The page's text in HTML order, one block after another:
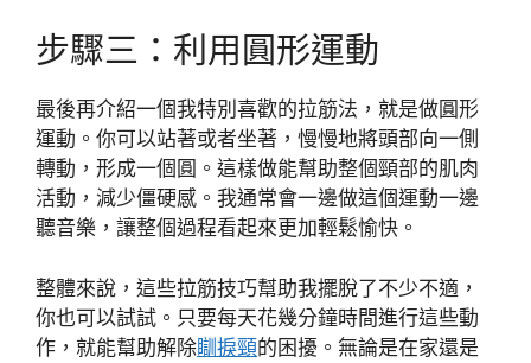
步驟三：利用圓形運動
最後再介紹一個我特別喜歡的拉筋法，就是做圓形
運動。你可以站著或者坐著，慢慢地將頭部向一側
轉動，形成一個圓。這樣做能幫助整個頸部的肌肉
活動，減少僵硬感。我通常會一邊做這個運動一邊
聽音樂，讓整個過程看起來更加輕鬆愉快。
整體來說，這些拉筋技巧幫助我擺脫了不少不適，
你也可以試試。只要每天花幾分鐘時間進行這些動
作，就能幫助解除瞓捩頸的困擾。無論是在家還是